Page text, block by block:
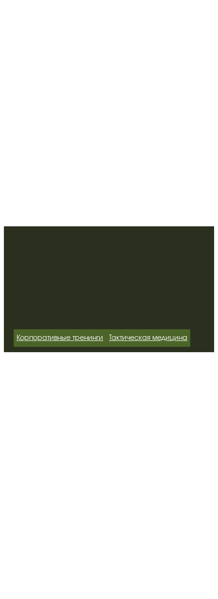
Корпоративные тренинги Тактическая медицина